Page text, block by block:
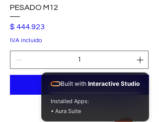
PESADO M12
Precio
$ 444.923
IVA incluido
Agregar al carrito
Built with Interactive Studio
Installed Apps:
• Aura Suite